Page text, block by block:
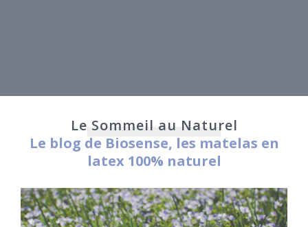
Le Sommeil au Naturel
Le blog de Biosense, les matelas en
latex 100% naturel